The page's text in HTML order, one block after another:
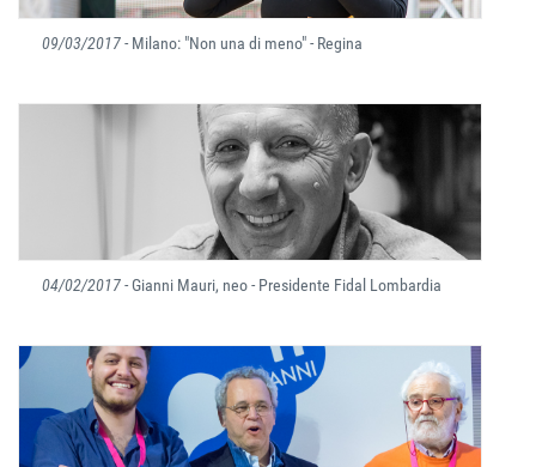
09/03/2017- Milano: "Non una di meno" - Regina
04/02/2017- Gianni Mauri, neo - Presidente Fidal Lombardia